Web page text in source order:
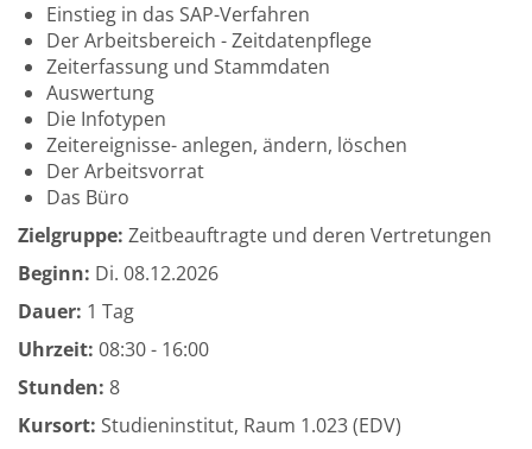
Einstieg in das SAP-Verfahren
Der Arbeitsbereich - Zeitdatenpflege
Zeiterfassung und Stammdaten
Auswertung
Die Infotypen
Zeitereignisse- anlegen, ändern, löschen
Der Arbeitsvorrat
Das Büro
Zielgruppe: Zeitbeauftragte und deren Vertretungen
Beginn: Di. 08.12.2026
Dauer: 1 Tag
Uhrzeit: 08:30 - 16:00
Stunden: 8
Kursort: Studieninstitut, Raum 1.023 (EDV)